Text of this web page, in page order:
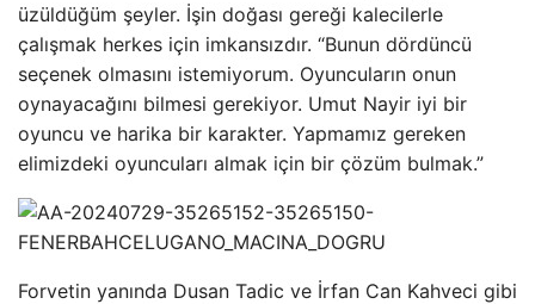
üzüldüğüm şeyler. İşin doğası gereği kalecilerle
çalışmak herkes için imkansızdır. “Bunun dördüncü
seçenek olmasını istemiyorum. Oyuncuların onun
oynayacağını bilmesi gerekiyor. Umut Nayir iyi bir
oyuncu ve harika bir karakter. Yapmamız gereken
elimizdeki oyuncuları almak için bir çözüm bulmak.”
Forvetin yanında Dusan Tadic ve İrfan Can Kahveci gibi